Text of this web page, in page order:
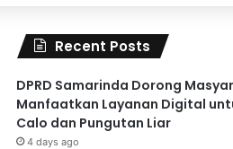
Recent Posts
DPRD Samarinda Dorong
Manfaatkan Layanan Digital
Calo dan Pungutan Liar
4 days ago